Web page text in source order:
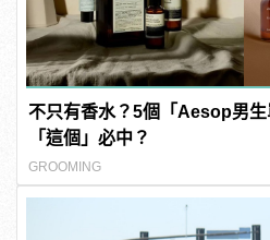
不只有香水？5個「Aesop男生
「這個」必中？
GROOMING